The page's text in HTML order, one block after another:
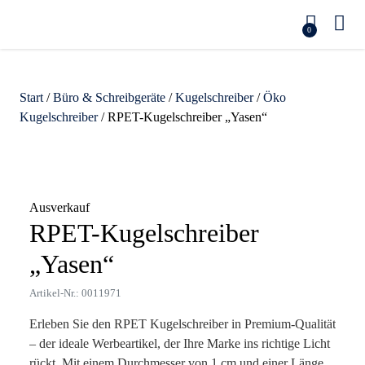
0
Start /Büro & Schreibgeräte /Kugelschreiber/Öko
Kugelschreiber/ RPET-Kugelschreiber „Yasen“
Ausverkauf
RPET-Kugelschreiber
„Yasen“
Artikel-Nr.: 0011971
Erleben Sie den RPET Kugelschreiber in Premium-Qualität
– der ideale Werbeartikel, der Ihre Marke ins richtige Licht